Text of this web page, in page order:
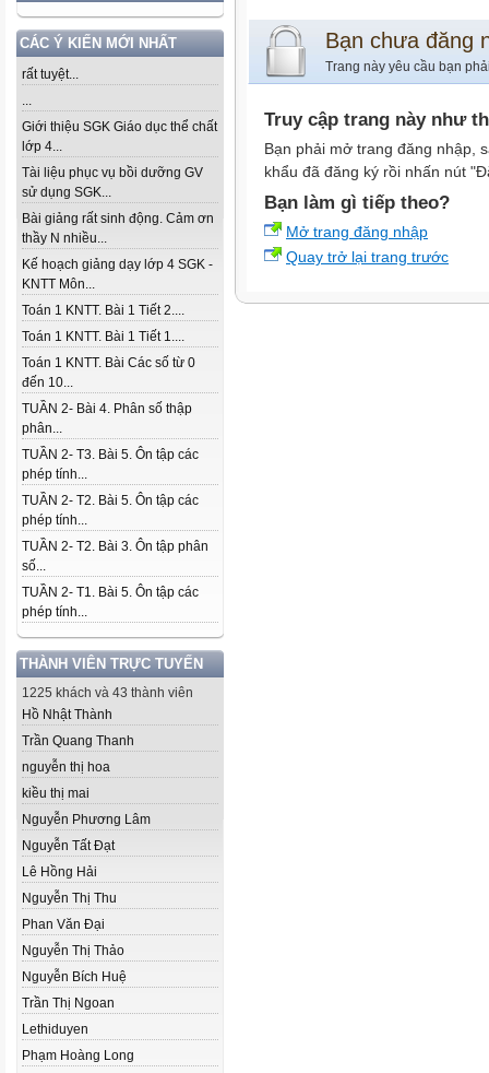
CÁC Ý KIẾN MỚI NHẤT
rất tuyệt...
...
Giới thiệu SGK Giáo dục thể chất
lớp 4...
Tài liệu phục vụ bồi dưỡng GV
sử dụng SGK...
Bài giảng rất sinh động. Cảm ơn
thầy N nhiều...
Kế hoạch giảng dạy lớp 4 SGK -
KNTT Môn...
Toán 1 KNTT. Bài 1 Tiết 2....
Toán 1 KNTT. Bài 1 Tiết 1....
Toán 1 KNTT. Bài Các số từ 0
đến 10...
TUẦN 2- Bài 4. Phân số thập
phân...
TUẦN 2- T3. Bài 5. Ôn tập các
phép tính...
TUẦN 2- T2. Bài 5. Ôn tập các
phép tính...
TUẦN 2- T2. Bài 3. Ôn tập phân
số...
TUẦN 2- T1. Bài 5. Ôn tập các
phép tính...
THÀNH VIÊN TRỰC TUYẾN
1225 khách và 43 thành viên
Hồ Nhật Thành
Trần Quang Thanh
nguyễn thị hoa
kiều thị mai
Nguyễn Phương Lâm
Nguyễn Tất Đạt
Lê Hồng Hải
Nguyễn Thị Thu
Phan Văn Đại
Nguyễn Thị Thảo
Nguyễn Bích Huệ
Trần Thị Ngoan
Lethiduyen
Phạm Hoàng Long
Bạn chưa đăng
Trang này yêu cầu bạn
Truy cập trang này như
Bạn phải mở trang đăng nhập,
khẩu đã đăng ký rồi nhấn nút
Bạn làm gì tiếp theo?
Mở trang đăng nhập
Quay trở lại trang trước